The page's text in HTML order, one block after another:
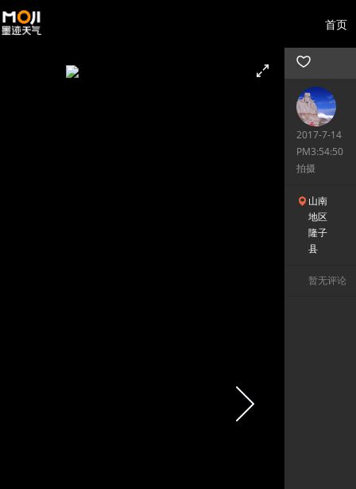
首页
2017-7-14
PM3:54:50
拍摄
山南
地区
隆子
县
暂无评论